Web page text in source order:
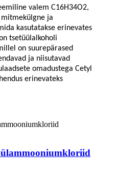
valem C16H34O2,
mitmekülgne ja
kasutatakse erinevates
tsetüülalkoholi
on suurepärased
ja niisutavad
omadustega Cetyl
erinevateks